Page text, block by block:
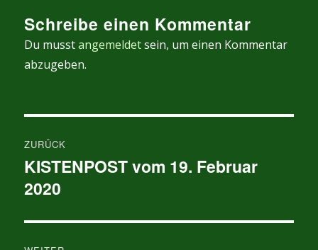
Schreibe einen Kommentar
Du musstangemeldetsein, um einen Kommentar
abzugeben.
Beitragsnavigation
ZURÜCK
Vorheriger
Beitrag:
KISTENPOST vom 19. Februar
2020